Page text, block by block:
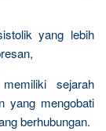
yang lebih
sejarah
yang mengobati
berhubungan.